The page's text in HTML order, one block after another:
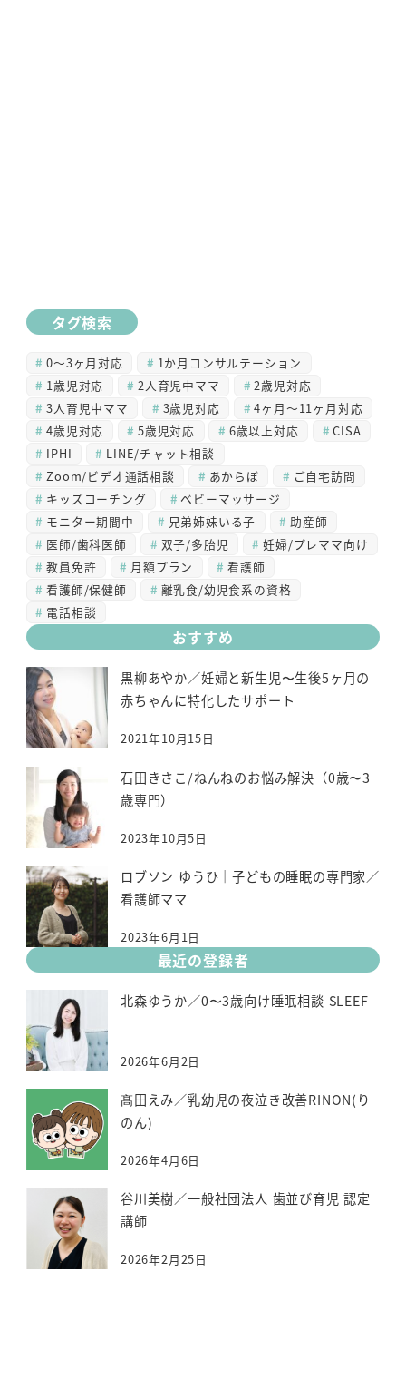
タグ検索
0～3ヶ月対応
1か月コンサルテーション
1歳児対応
2人育児中ママ
2歳児対応
3人育児中ママ
3歳児対応
4ヶ月～11ヶ月対応
4歳児対応
5歳児対応 6歳以上対応
CISA
IPHI
LINE/チャット相談
Zoom/ビデオ通話相談
あからぼ
ご自宅訪問
キッズコーチング
ベビーマッサージ
モニター期間中
兄弟姉妹いる子
助産師
医師/歯科医師
双子/多胎児
妊婦/プレママ向け
教員免許
月額プラン
看護師
看護師/保健師
離乳食/幼児食系の資格
電話相談
おすすめ
黒柳あやか／妊婦と新生児〜生後5ヶ月の
赤ちゃんに特化したサポート
2021年10月15日
石田きさこ/ねんねのお悩み解決（0歳〜3
歳専門）
2023年10月5日
ロブソン ゆうひ｜子どもの睡眠の専門家／
看護師ママ
2023年6月1日
最近の登録者
北森ゆうか／0〜3歳向け睡眠相談 SLEEF
2026年6月2日
髙田えみ／乳幼児の夜泣き改善RINON(り
のん)
2026年4月6日
谷川美樹／一般社団法人 歯並び育児 認定
講師
2026年2月25日